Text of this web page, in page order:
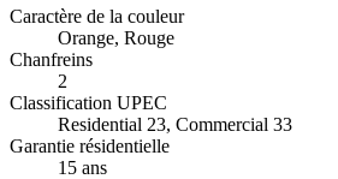
Caractère de la couleur
Orange, Rouge
Chanfreins
2
Classification UPEC
Residential 23, Commercial 33
Garantie résidentielle
15 ans